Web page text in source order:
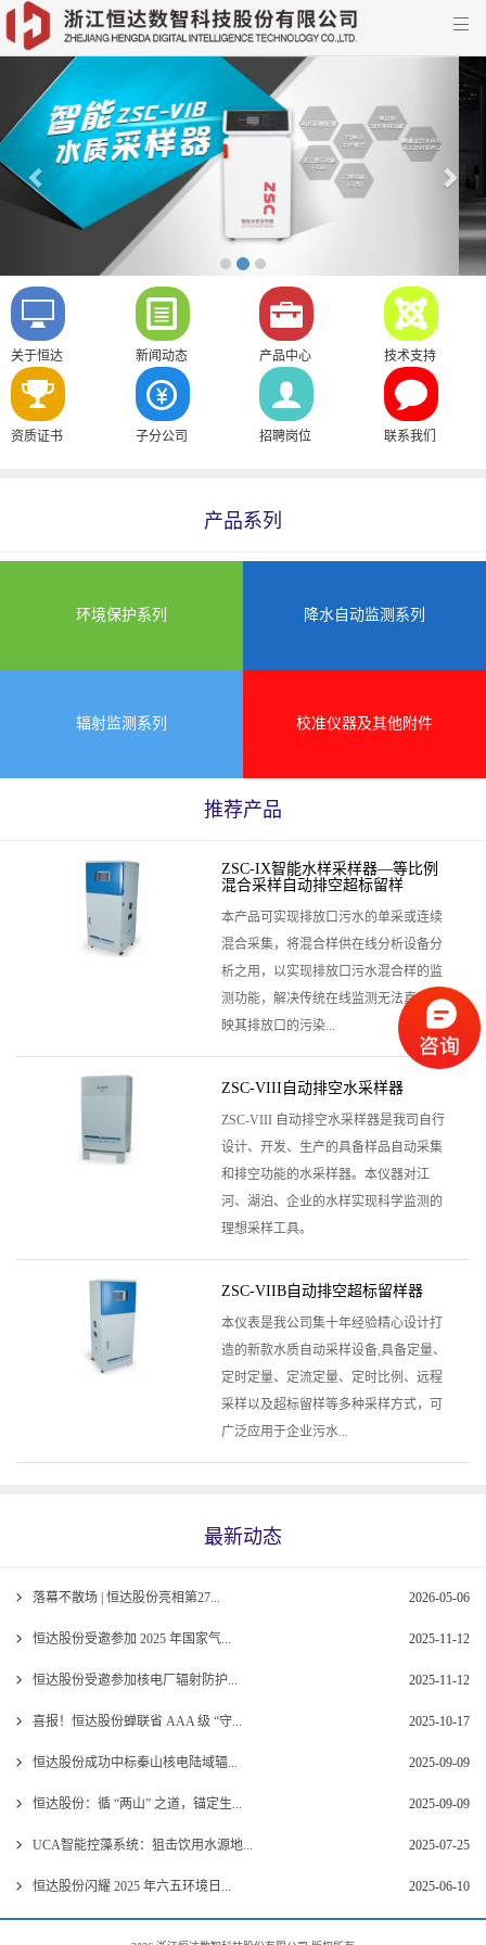

Previous
关于恒达 新闻动态 产品中心 技术支持
资质证书 子分公司 招聘岗位 联系我们
产品系列
环境保护系列 降水自动监测系列
辐射监测系列 校准仪器及其他附件
推荐产品
ZSC-IX智能水样采样器—等比例
混合采样自动排空超标留样
本产品可实现排放口污水的单采或连续
混合采集，将混合样供在线分析设备分
析之用，以实现排放口污水混合样的监
测功能，解决传统在线监测无法真实反
映其排放口的污染...
ZSC-VIII自动排空水采样器
ZSC-VIII 自动排空水采样器是我司自行
设计、开发、生产的具备样品自动采集
和排空功能的水采样器。本仪器对江
河、湖泊、企业的水样实现科学监测的
理想采样工具。
ZSC-VIIB自动排空超标留样器
本仪表是我公司集十年经验精心设计打
造的新款水质自动采样设备,具备定量、
定时定量、定流定量、定时比例、远程
采样以及超标留样等多种采样方式，可
广泛应用于企业污水...
最新动态
落幕不散场 | 恒达股份亮相第27... 2026-05-06
恒达股份受邀参加 2025 年国家气... 2025-11-12
恒达股份受邀参加核电厂辐射防护... 2025-11-12
喜报！恒达股份蝉联省 AAA 级 “守... 2025-10-17
恒达股份成功中标秦山核电陆域辐... 2025-09-09
恒达股份：循 “两山” 之道，锚定生... 2025-09-09
UCA智能控藻系统：狙击饮用水源地... 2025-07-25
恒达股份闪耀 2025 年六五环境日... 2025-06-10